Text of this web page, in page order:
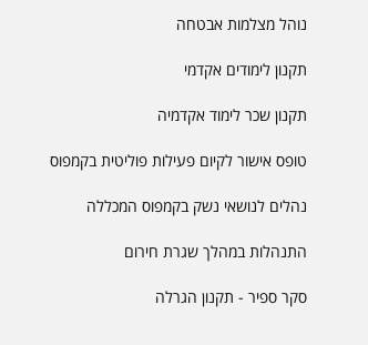
נוהל מצלמות אבטחה
תקנון לימודים אקדמי
תקנון שכר לימוד אקדמיה
טופס אישור לקיום פעילות פוליטית בקמפוס
נהלים לנושאי נשק בקמפוס המכללה
התנהלות במהלך שגרת חירום
סקר ספיר - תקנון הגרלה